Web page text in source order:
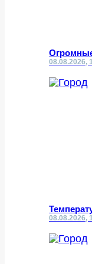
08.08.2026,
08.08.2026,